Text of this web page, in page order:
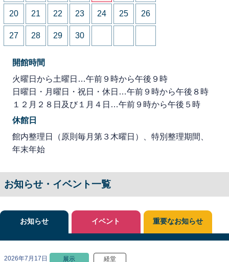
20 21 22 23 24 25 26
27 28 29 30
開館時間
火曜日から土曜日…午前９時から午後９時
日曜日・月曜日・祝日・休日…午前９時から午後８時
１２月２８日及び１月４日…午前９時から午後５時
休館日
館内整理日（原則毎月第３木曜日）、特別整理期間、
年末年始
お知らせ・イベント一覧
お知らせ
2026年7月17日 展示 経堂
イベント 重要なお知らせ